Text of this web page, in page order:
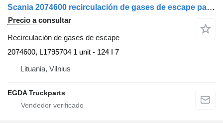
Scania 2074600 recirculación de gases de escape para Scania cabeza tractora
Precio a consultar
Recirculación de gases de escape
2074600, L1795704 1 unit - 124 I 7
Lituania, Vilnius
EGDA Truckparts